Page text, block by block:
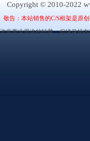
Copyright © 2010-2022
敬告：本站销售的C/S框架是原
非商业用途的转载，但须保持